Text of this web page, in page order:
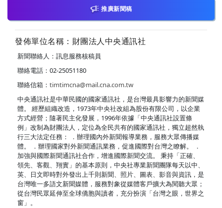
推廣新聞稿
發佈單位名稱：財團法人中央通訊社
新聞聯絡人：訊息服務核稿員
聯絡電話：02-25051180
聯絡信箱： timtimcna@mail.cna.com.tw
中央通訊社是中華民國的國家通訊社，是台灣最具影響力的新聞媒
體。 經歷組織改造，1973年中央社改組為股份有限公司，以企業
方式經營；隨著民主化發展，1996年依據「中央通訊社設置條
例」改制為財團法人，定位為全民共有的國家通訊社，獨立超然執
行三大法定任務： ．辦理國內外新聞報導業務，服務大眾傳播媒
體。 ．辦理國家對外新聞通訊業務，促進國際對台灣之瞭解。 ．
加強與國際新聞通訊社合作，增進國際新聞交流。 秉持「正確、
領先、客觀、翔實」的基本原則，中央社專業新聞團隊每天以中、
英、日文即時對外發出上千則新聞、照片、圖表、影音與資訊，是
台灣唯一多語文新聞媒體，服務對象從媒體客戶擴大為閱聽大眾；
從台灣民眾延伸至全球僑胞與讀者，充分扮演「台灣之眼，世界之
窗」。